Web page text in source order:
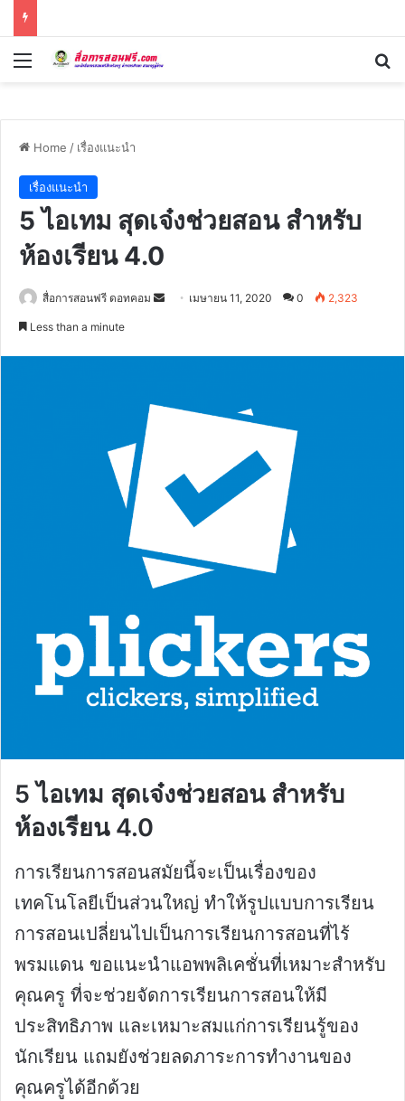
Menu
Home / เรื่องแนะนำ
เรื่องแนะนำ
5 ไอเทม สุดเจ๋งช่วยสอน สำหรับ
ห้องเรียน 4.0
สื่อการสอนฟรี ดอทคอม
Send เมษายน 11, 2020 0 2,323
Less than a minute
5 ไอเทม สุดเจ๋งช่วยสอน สำหรับ
ห้องเรียน 4.0
การเรียนการสอนสมัยนี้จะเป็นเรื่องของ
เทคโนโลยีเป็นส่วนใหญ่ ทำให้รูปแบบการเรียน
การสอนเปลี่ยนไปเป็นการเรียนการสอนที่ไร้
พรมแดน ขอแนะนำแอพพลิเคชั่นที่เหมาะสำหรับ
คุณครู ที่จะช่วยจัดการเรียนการสอนให้มี
ประสิทธิภาพ และเหมาะสมแก่การเรียนรู้ของ
นักเรียน แถมยังช่วยลดภาระการทำงานของ
คุณครูได้อีกด้วย